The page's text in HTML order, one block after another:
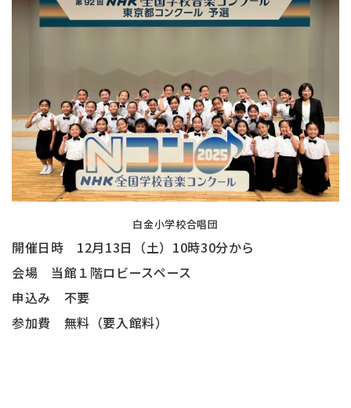
白金小学校合唱団
開催日時 12月13日（土）10時30分から
会場 当館１階ロビースペース
申込み 不要
参加費 無料（要入館料）